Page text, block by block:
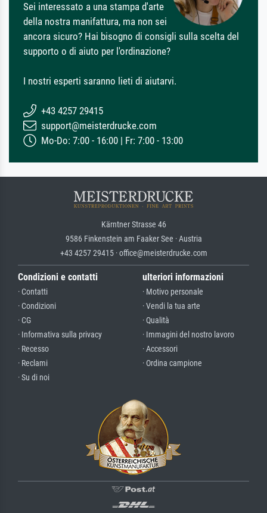
Sei interessato a una stampa d'arte
della nostra manifattura, ma non sei
ancora sicuro? Hai bisogno di consigli sulla scelta del
supporto o di aiuto per l'ordinazione?
I nostri esperti saranno lieti di aiutarvi.
+43 4257 29415
support@meisterdrucke.com
Mo-Do: 7:00 - 16:00 | Fr: 7:00 - 13:00
Kärntner Strasse 46
9586 Finkenstein am Faaker See · Austria
+43 4257 29415 · office@meisterdrucke.com
Condizioni e contatti
· Contatti
· Condizioni
· CG
· Informativa sulla privacy
· Recesso
· Reclami
· Su di noi
ulteriori informazioni
· Motivo personale
· Vendi la tua arte
· Qualità
· Immagini del nostro lavoro
· Accessori
· Ordina campione